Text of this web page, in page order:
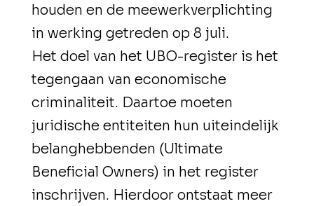
houden en de meewerkverplichting
in werking getreden op 8 juli.
Het doel van het UBO-register is het
tegengaan van economische
criminaliteit. Daartoe moeten
juridische entiteiten hun uiteindelijk
belanghebbenden (Ultimate
Beneficial Owners) in het register
inschrijven. Hierdoor ontstaat meer